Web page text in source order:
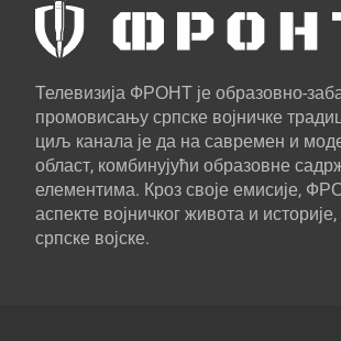
Телевизија ФРОНТ је образовно-
промовисању српске војничке
циљ канала је да на савремен и
област, комбинујући образовне
елементима. Кроз своје емисије,
аспекте војничког живота и
српске војске.